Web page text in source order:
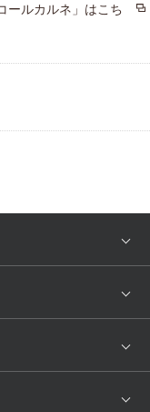
ールカルネ」はこち